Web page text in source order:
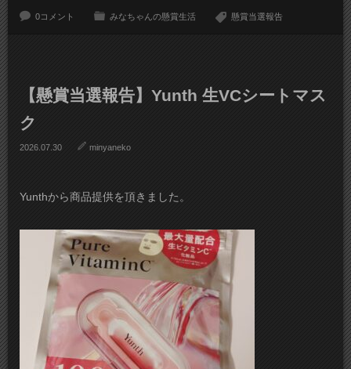
0コメント みなちゃんの懸賞生活 懸賞当選報告
【懸賞当選報告】Yunth 生VCシートマス
ク
2026.07.30 minyaneko
Yunthから商品提供を頂きました。